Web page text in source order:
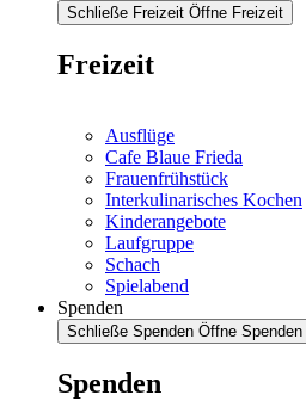
Schließe Freizeit Öffne Freizeit
Freizeit
Ausflüge
Cafe Blaue Frieda
Frauenfrühstück
Interkulinarisches Kochen
Kinderangebote
Laufgruppe
Schach
Spielabend
Spenden
Schließe Spenden Öffne Spenden
Spenden